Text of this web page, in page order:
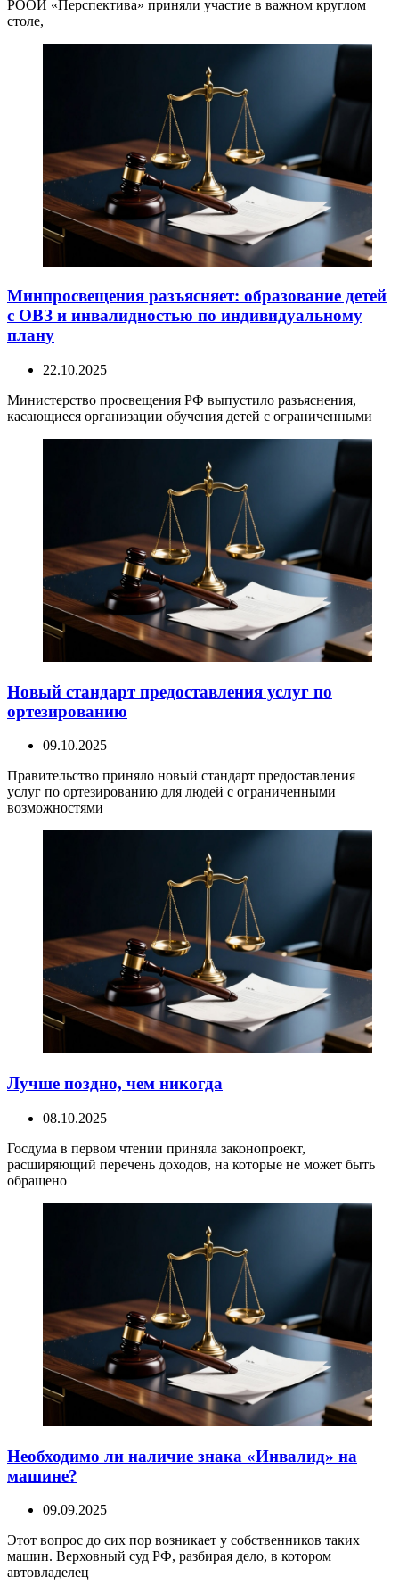
РООИ «Перспектива» приняли участие в важном круглом
столе,
Минпросвещения разъясняет: образование детей
с ОВЗ и инвалидностью по индивидуальному
плану
22.10.2025
Министерство просвещения РФ выпустило разъяснения,
касающиеся организации обучения детей с ограниченными
Новый стандарт предоставления услуг по
ортезированию
09.10.2025
Правительство приняло новый стандарт предоставления
услуг по ортезированию для людей с ограниченными
возможностями
Лучше поздно, чем никогда
08.10.2025
Госдума в первом чтении приняла законопроект,
расширяющий перечень доходов, на которые не может быть
обращено
Необходимо ли наличие знака «Инвалид» на
машине?
09.09.2025
Этот вопрос до сих пор возникает у собственников таких
машин. Верховный суд РФ, разбирая дело, в котором
автовладелец